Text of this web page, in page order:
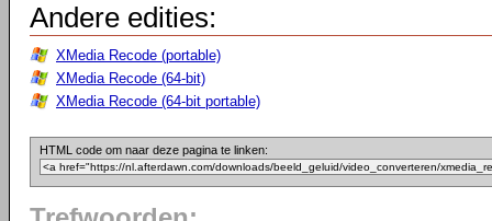
Andere edities:
XMedia Recode (portable)
XMedia Recode (64-bit)
XMedia Recode (64-bit portable)
HTML code om naar deze pagina te linken: